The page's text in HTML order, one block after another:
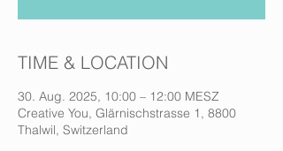
TIME & LOCATION
30. Aug. 2025, 10:00 – 12:00 MESZ
Creative You, Glärnischstrasse 1, 8800
Thalwil, Switzerland